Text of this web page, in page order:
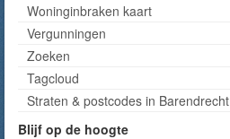
Woninginbraken kaart
Vergunningen
Zoeken
Tagcloud
Straten & postcodes in Barendrecht
Blijf op de hoogte